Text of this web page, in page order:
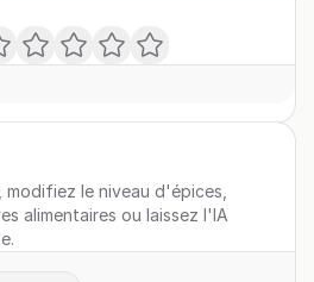
le niveau d'épices,
alimentaires ou laissez l'IA